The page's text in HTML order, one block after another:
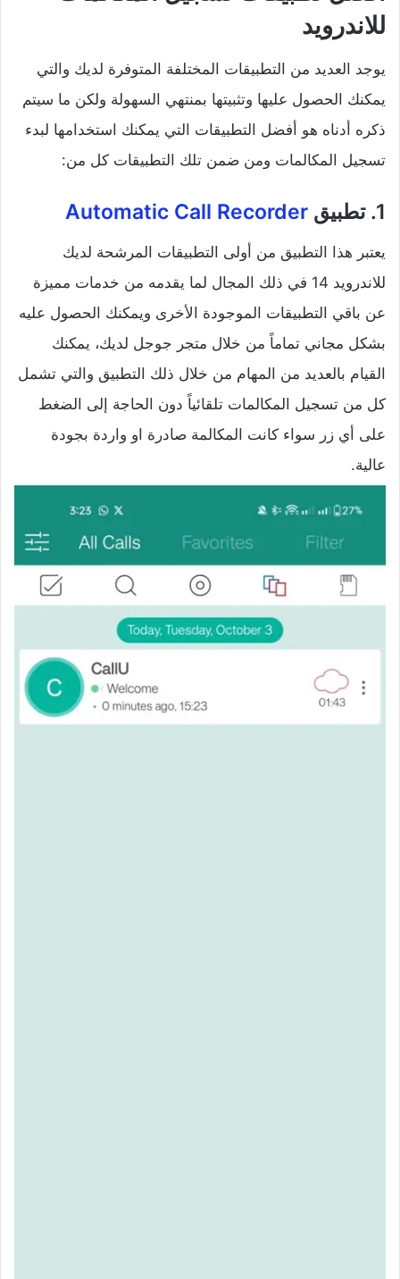
للاندرويد
يوجد العديد من التطبيقات المختلفة المتوفرة لديك والتي
يمكنك الحصول عليها وتثبيتها بمنتهي السهولة ولكن ما سيتم
ذكره أدناه هو أفضل التطبيقات التي يمكنك استخدامها لبدء
تسجيل المكالمات ومن ضمن تلك التطبيقات كل من:
1. تطبيق Automatic Call Recorder
يعتبر هذا التطبيق من أولى التطبيقات المرشحة لديك
للاندرويد 14 في ذلك المجال لما يقدمه من خدمات مميزة
عن باقي التطبيقات الموجودة الأخرى ويمكنك الحصول عليه
بشكل مجاني تماماً من خلال متجر جوجل لديك، يمكنك
القيام بالعديد من المهام من خلال ذلك التطبيق والتي تشمل
كل من تسجيل المكالمات تلقائياً دون الحاجة إلى الضغط
على أي زر سواء كانت المكالمة صادرة او واردة بجودة
عالية.